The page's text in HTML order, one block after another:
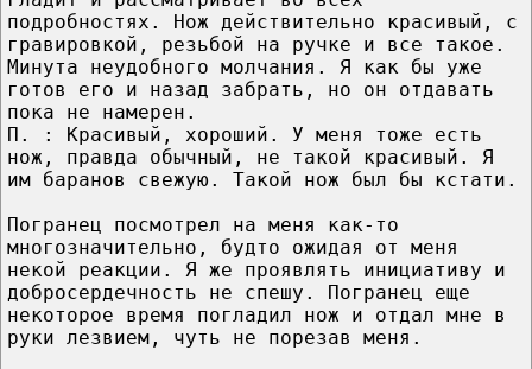
подробностях. Нож действительно красивый, с
гравировкой, резьбой на ручке и все такое.
Минута неудобного молчания. Я как бы уже
готов его и назад забрать, но он отдавать
пока не намерен.
П. : Красивый, хороший. У меня тоже есть
нож, правда обычный, не такой красивый. Я
им баранов свежую. Такой нож был бы кстати.
Погранец посмотрел на меня как-то
многозначительно, будто ожидая от меня
некой реакции. Я же проявлять инициативу и
добросердечность не спешу. Погранец еще
некоторое время погладил нож и отдал мне в
руки лезвием, чуть не порезав меня.